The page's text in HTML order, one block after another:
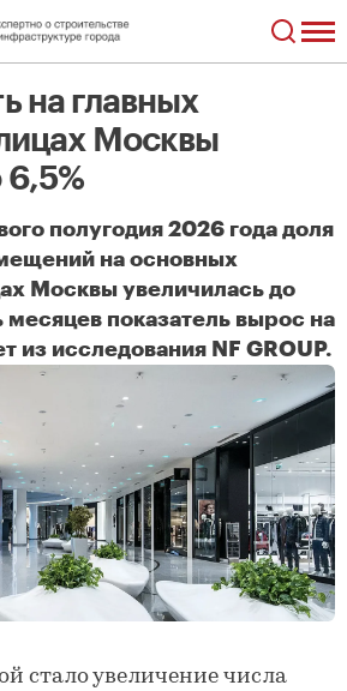
на главных
Москвы
6,5%
полугодия 2026 года доля
на основных
Москвы увеличилась до
месяцев показатель вырос на
из исследования NF GROUP.
Вакантность на главных торговых улицах Москвы выросла до 6,5%
стало увеличение числа